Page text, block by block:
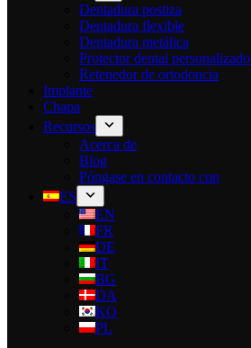
Dentadura postiza
Dentadura flexible
Dentadura metálica
Protector dental personalizado
Retenedor de ortodoncia
Implante
Chapa
Recursos
Acerca de
Blog
Póngase en contacto con
ES
EN
FR
DE
IT
BG
DA
KO
PL